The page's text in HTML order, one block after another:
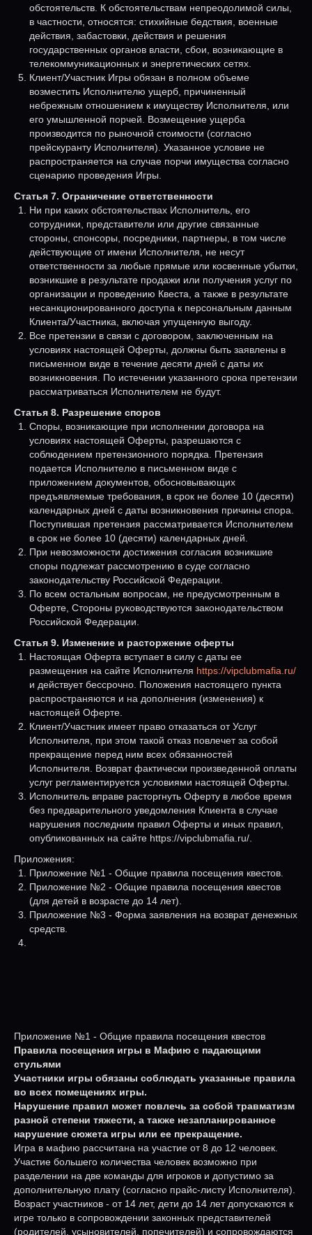
обстоятельств. К обстоятельствам непреодолимой силы,
в частности, относятся: стихийные бедствия, военные
действия, забастовки, действия и решения
государственных органов власти, сбои, возникающие в
телекоммуникационных и энергетических сетях.
Клиент/Участник Игры обязан в полном объеме
возместить Исполнителю ущерб, причиненный
небрежным отношением к имуществу Исполнителя, или
его умышленной порчей. Возмещение ущерба
производится по рыночной стоимости (согласно
прейскуранту Исполнителя). Указанное условие не
распространяется на случае порчи имущества согласно
сценарию проведения Игры.
Статья 7. Ограничение ответственности
Ни при каких обстоятельствах Исполнитель, его
сотрудники, представители или другие связанные
стороны, спонсоры, посредники, партнеры, в том числе
действующие от имени Исполнителя, не несут
ответственности за любые прямые или косвенные убытки,
возникшие в результате продажи или получения услуг по
организации и проведению Квеста, а также в результате
несанкционированного доступа к персональным данным
Клиента/Участника, включая упущенную выгоду.
Все претензии в связи с договором, заключенным на
условиях настоящей Оферты, должны быть заявлены в
письменном виде в течение десяти дней с даты их
возникновения. По истечении указанного срока претензии
рассматриваться Исполнителем не будут.
Статья 8. Разрешение споров
Споры, возникающие при исполнении договора на
условиях настоящей Оферты, разрешаются с
соблюдением претензионного порядка. Претензия
подается Исполнителю в письменном виде с
приложением документов, обосновывающих
предъявляемые требования, в срок не более 10 (десяти)
календарных дней с даты возникновения причины спора.
Поступившая претензия рассматривается Исполнителем
в срок не более 10 (десяти) календарных дней.
При невозможности достижения согласия возникшие
споры подлежат рассмотрению в суде согласно
законодательству Российской Федерации.
По всем остальным вопросам, не предусмотренным в
Оферте, Стороны руководствуются законодательством
Российской Федерации.
Статья 9. Изменение и расторжение оферты
Настоящая Оферта вступает в силу с даты ее
размещения на сайте Исполнителя https://vipclubmafia.ru/
и действует бессрочно. Положения настоящего пункта
распространяются и на дополнения (изменения) к
настоящей Оферте.
Клиент/Участник имеет право отказаться от Услуг
Исполнителя, при этом такой отказ повлечет за собой
прекращение перед ним всех обязанностей
Исполнителя. Возврат фактически произведенной оплаты
услуг регламентируется условиями настоящей Оферты.
Исполнитель вправе расторгнуть Оферту в любое время
без предварительного уведомления Клиента в случае
нарушения последним правил Оферты и иных правил,
опубликованных на сайте https://vipclubmafia.ru/.
Приложения:
Приложение №1 - Общие правила посещения квестов.
Приложение №2 - Общие правила посещения квестов
(для детей в возрасте до 14 лет).
Приложение №3 - Форма заявления на возврат денежных
средств.
Приложение №1 - Общие правила посещения квестов
Правила посещения игры в Мафию с падающими
стульями
Участники игры обязаны соблюдать указанные правила
во всех помещениях игры.
Нарушение правил может повлечь за собой травматизм
разной степени тяжести, а также незапланированное
нарушение сюжета игры или ее прекращение.
Игра в мафию рассчитана на участие от 8 до 12 человек.
Участие большего количества человек возможно при
разделении на две команды для игроков и допустимо за
дополнительную плату (согласно прайс-листу Исполнителя).
Возраст участников - от 14 лет, дети до 14 лет допускаются к
игре только в сопровождении законных представителей
(родителей, усыновителей, попечителей) и сопровождаются